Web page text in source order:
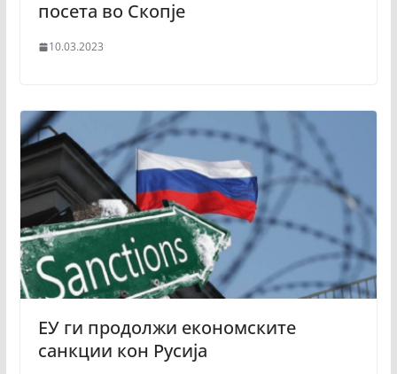
посета во Скопје
10.03.2023
ЕУ ги продолжи економските
санкции кон Русија